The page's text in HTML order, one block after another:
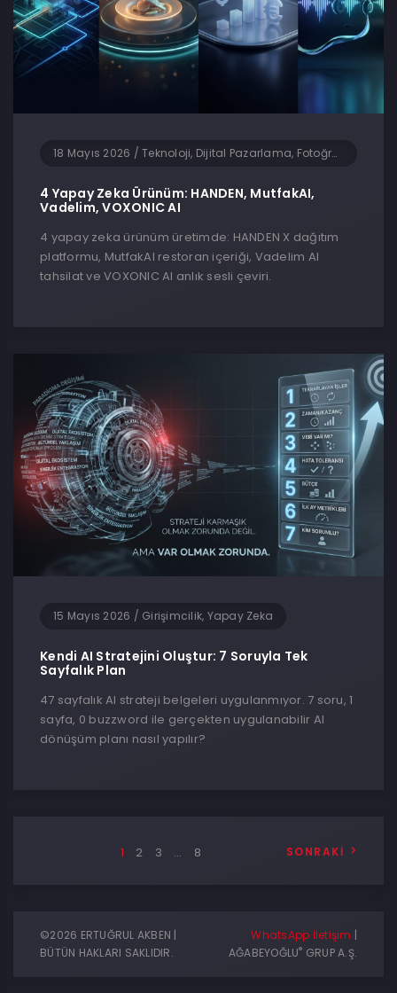
18 Mayıs 2026 / Teknoloji, Dijital Pazarlama, Fotoğrafçılık, Genel, Girişimcilik, Yapay Zeka, Yazılım
4 Yapay Zeka Ürünüm: HANDEN, MutfakAI,
Vadelim, VOXONIC AI
4 yapay zeka ürünüm üretimde: HANDEN X dağıtım
platformu, MutfakAI restoran içeriği, Vadelim AI
tahsilat ve VOXONIC AI anlık sesli çeviri.
15 Mayıs 2026 / Girişimcilik, Yapay Zeka
Kendi AI Stratejini Oluştur: 7 Soruyla Tek
Sayfalık Plan
47 sayfalık AI strateji belgeleri uygulanmıyor. 7 soru, 1
sayfa, 0 buzzword ile gerçekten uygulanabilir AI
dönüşüm planı nasıl yapılır?
1 2 3 … 8 SONRAKI
©2026 ERTUĞRUL AKBEN |
BÜTÜN HAKLARI SAKLIDIR.
WhatsApp İletişim |
AĞABEYOĞLU® GRUP A.Ş.